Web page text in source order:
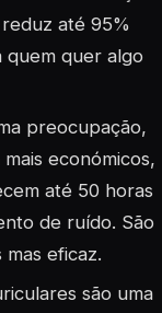
até 95%
quem quer algo
preocupação,
económicos,
até 50 horas
de ruído. São
eficaz.
são uma